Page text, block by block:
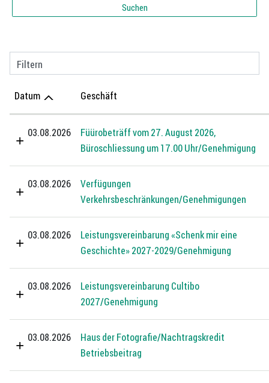
Suchen
Filtern
Datum Geschäft
03.08.2026
Füürobeträff vom 27. August 2026,
Büroschliessung um 17.00 Uhr/Genehmigung
03.08.2026
Verfügungen
Verkehrsbeschränkungen/Genehmigungen
03.08.2026
Leistungsvereinbarung «Schenk mir eine
Geschichte» 2027-2029/Genehmigung
03.08.2026
Leistungsvereinbarung Cultibo
2027/Genehmigung
03.08.2026
Haus der Fotografie/Nachtragskredit
Betriebsbeitrag